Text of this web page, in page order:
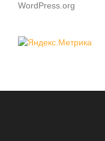
WordPress.org